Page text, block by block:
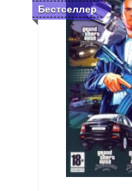
Бестселлер